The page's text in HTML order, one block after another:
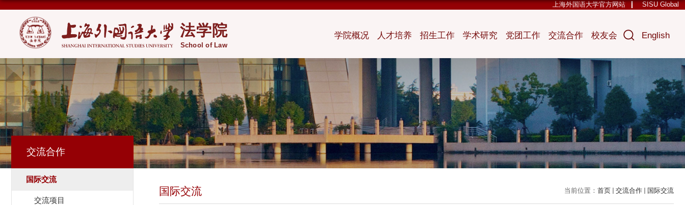
上海外国语大学官方网站 SISU Global
学院概况 人才培养 招生工作 学术研究 党团工作 交流合作 校友会 English
交流合作
国际交流
交流项目
当前位置： 首页 交流合作 国际交流
国际交流